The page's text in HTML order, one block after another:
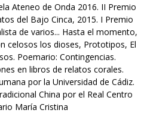
Ateneo de Onda 2016. II Premio
del Bajo Cinca, 2015. I Premio
de varios... Hasta el momento,
celosos los dioses, Prototipos, El
Poemario: Contingencias.
en libros de relatos corales.
por la Universidad de Cádiz.
China por el Real Centro
María Cristina